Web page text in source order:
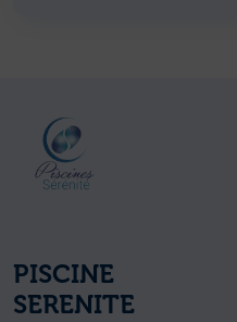
PISCINE
SERENITE